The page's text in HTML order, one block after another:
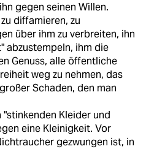
gegen seinen Willen.
diffamieren, zu
über ihm zu verbreiten, ihn
abzustempeln, ihm die
Genuss, alle öffentliche
weg zu nehmen, das
Schaden, den man
"stinkenden Kleider und
eine Kleinigkeit. Vor
gezwungen ist, in